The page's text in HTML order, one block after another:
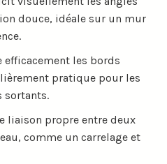
douce, idéale sur un mur
les bords
pratique pour les
sortants.
liaison propre entre deux
comme un carrelage et